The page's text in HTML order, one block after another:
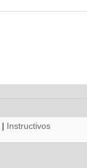
| Instructivos